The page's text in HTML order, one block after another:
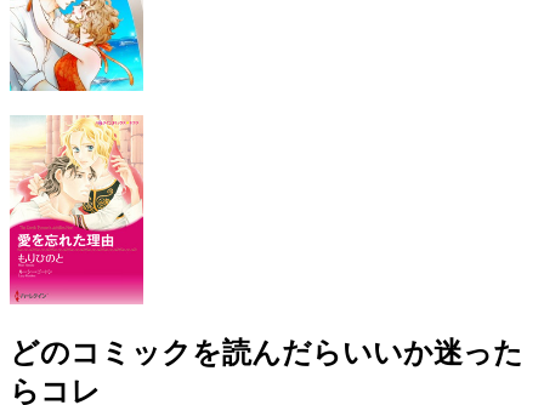
どのコミックを読んだらいいか迷った
らコレ